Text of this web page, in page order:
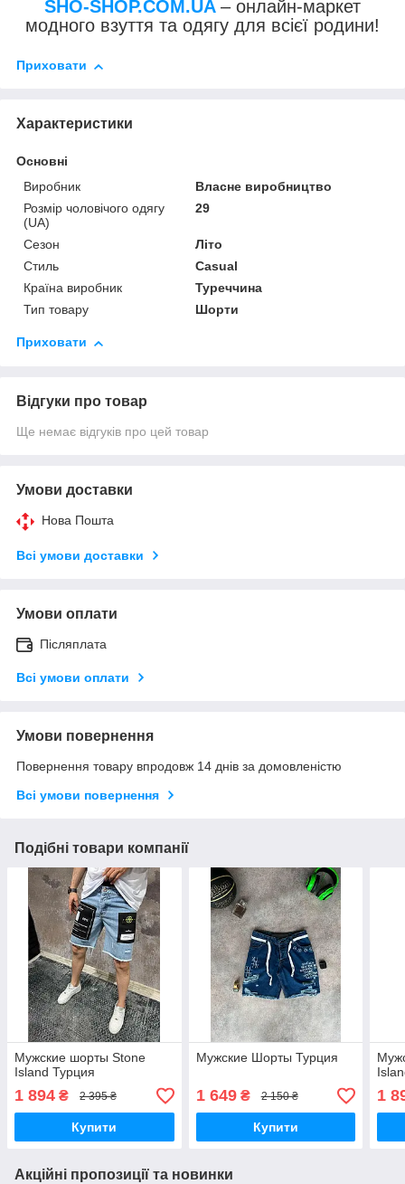
SHO-SHOP.COM.UA – онлайн-маркет
модного взуття та одягу для всієї родини!
Приховати
Характеристики
Основні
Виробник
Власне виробництво
Розмір чоловічого одягу
(UA)
29
Сезон
Літо
Стиль
Casual
Країна виробник
Туреччина
Тип товару
Шорти
Приховати
Відгуки про товар
Ще немає відгуків про цей товар
Умови доставки
Нова Пошта
Всі умови доставки
Умови оплати
Післяплата
Всі умови оплати
Умови повернення
Повернення товару впродовж 14 днів за домовленістю
Всі умови повернення
Подібні товари компанії
Мужские шорты Stone
Island Турция
1 894 ₴ 2 395 ₴
Купити
Мужские Шорты Турция
1 649₴ 2 150 ₴
Купити
1
Акційні пропозиції та новинки